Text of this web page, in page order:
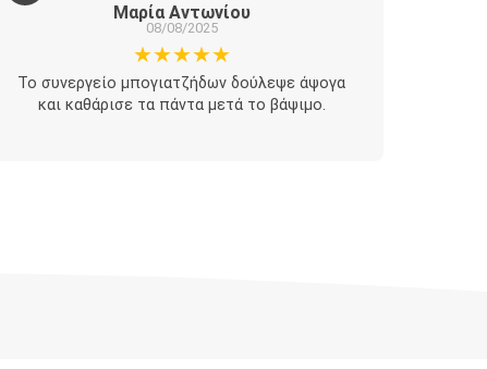
Μαρία Αντωνίου
08/08/2025
★★★★★
Το συνεργείο μπογιατζήδων δούλεψε άψογα
και καθάρισε τα πάντα μετά το βάψιμο.